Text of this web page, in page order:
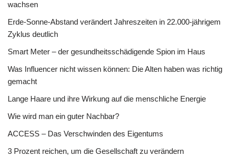
wachsen
Erde-Sonne-Abstand verändert Jahreszeiten in 22.000-jährigem
Zyklus deutlich
Smart Meter – der gesundheitsschädigende Spion im Haus
Was Influencer nicht wissen können: Die Alten haben was richtig
gemacht
Lange Haare und ihre Wirkung auf die menschliche Energie
Wie wird man ein guter Nachbar?
ACCESS – Das Verschwinden des Eigentums
3 Prozent reichen, um die Gesellschaft zu verändern